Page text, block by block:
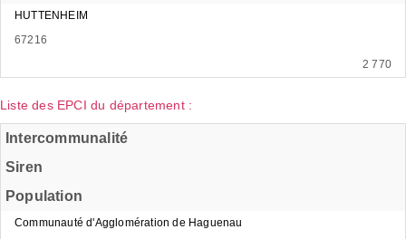
HUTTENHEIM
67216
2 770
Liste des EPCI du département :
Intercommunalité
Siren
Population
Communauté d'Agglomération de Haguenau